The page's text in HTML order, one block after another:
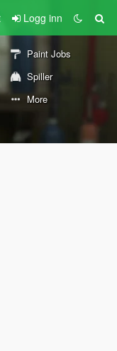
Logg inn
Paint Jobs
Spiller
More